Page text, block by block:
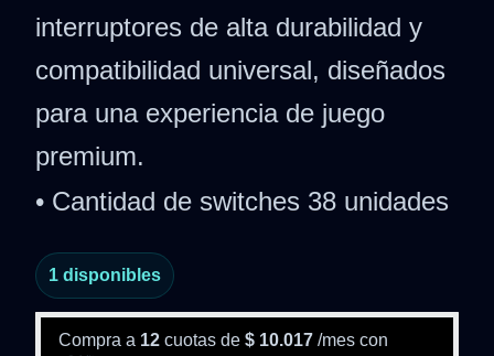
interruptores de alta durabilidad y
compatibilidad universal, diseñados
para una experiencia de juego
premium.
• Cantidad de switches 38 unidades
1 disponibles
Compra a 12 cuotas de $ 10.017 /mes con